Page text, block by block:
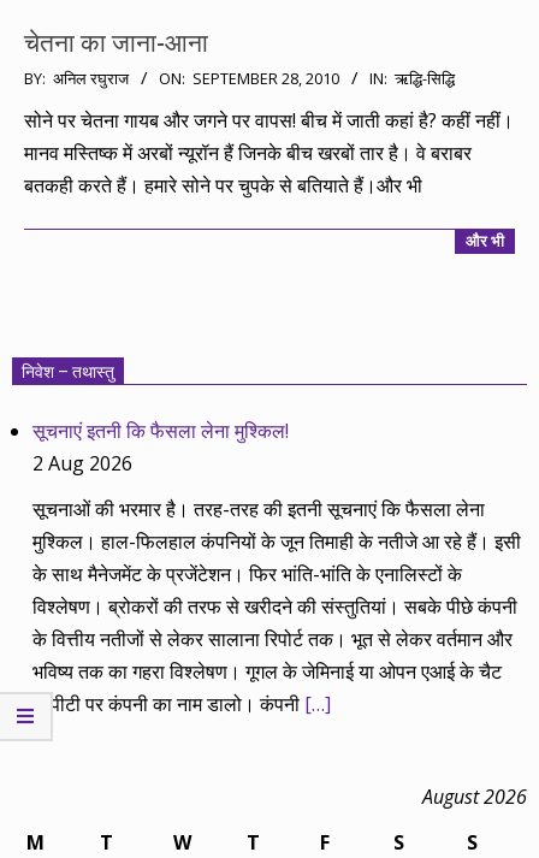
चेतना का जाना-आना
2010-
09-
BY: अनिल रघुराज ON: SEPTEMBER 28, 2010 IN: ऋद्धि-सिद्धि
सोने पर चेतना गायब और जगने पर वापस! बीच में जाती कहां है? कहीं नहीं।
मानव मस्तिष्क में अरबों न्यूरॉन हैं जिनके बीच खरबों तार है। वे बराबर
बतकही करते हैं। हमारे सोने पर चुपके से बतियाते हैं।और भी
और भी
निवेश – तथास्तु
सूचनाएं इतनी कि फैसला लेना मुश्किल!
2 Aug 2026
सूचनाओं की भरमार है। तरह-तरह की इतनी सूचनाएं कि फैसला लेना
मुश्किल। हाल-फिलहाल कंपनियों के जून तिमाही के नतीजे आ रहे हैं। इसी
के साथ मैनेजमेंट के प्रजेंटेशन। फिर भांति-भांति के एनालिस्टों के
विश्लेषण। ब्रोकरों की तरफ से खरीदने की संस्तुतियां। सबके पीछे कंपनी
के वित्तीय नतीजों से लेकर सालाना रिपोर्ट तक। भूत से लेकर वर्तमान और
भविष्य तक का गहरा विश्लेषण। गूगल के जेमिनाई या ओपन एआई के चैट
जीपीटी पर कंपनी का नाम डालो। कंपनी […]
August 2026
M
T W T F S
S